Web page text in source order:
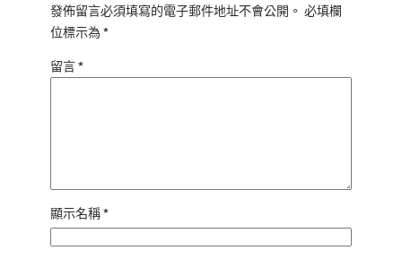
發佈留言必須填寫的電子郵件地址不會公開。 必填欄
位標示為*
留言*
顯示名稱*